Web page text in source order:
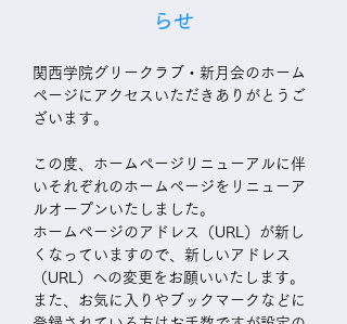
らせ
関西学院グリークラブ・新月会のホーム
ページにアクセスいただきありがとうご
ざいます。
この度、ホームページリニューアルに伴
いそれぞれのホームページをリニューア
ルオープンいたしました。
ホームページのアドレス（URL）が新し
くなっていますので、新しいアドレス
（URL）への変更をお願いいたします。
また、お気に入りやブックマークなどに